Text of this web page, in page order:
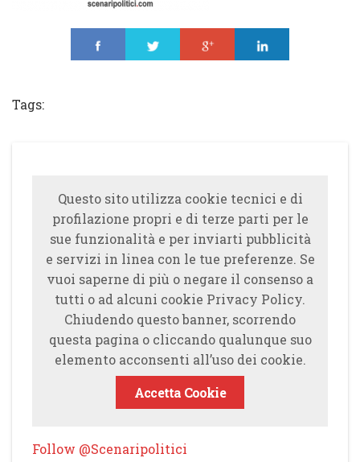
Tags:
Questo sito utilizza cookie tecnici e di
profilazione propri e di terze parti per le
sue funzionalità e per inviarti pubblicità
e servizi in linea con le tue preferenze. Se
vuoi saperne di più o negare il consenso a
tutti o ad alcuni cookie Privacy Policy.
Chiudendo questo banner, scorrendo
questa pagina o cliccando qualunque suo
elemento acconsenti all’uso dei cookie.
Accetta Cookie
Follow @Scenaripolitici